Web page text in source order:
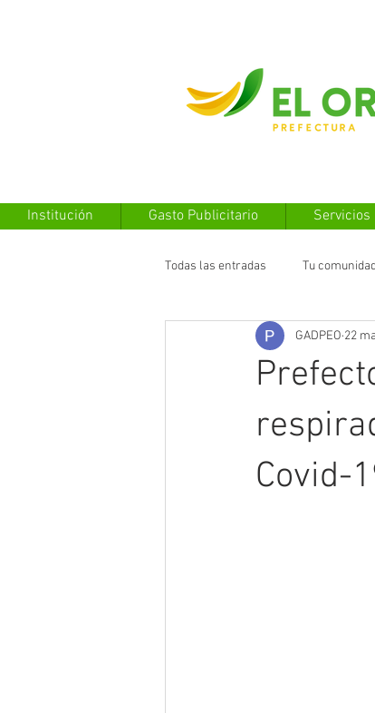
Institución Gasto Publicitario Servicios
Todas las entradas Tu
Covid-
GADPEO 22